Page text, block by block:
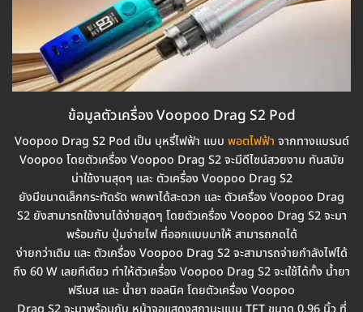
ข้อมูลตัวเครื่อง Voopoo Drag S2 Pod
Voopoo Drag S2 Pod เป็น บุหรี่ไฟฟ้า แบบ พอตไฟฟ้า จากทางแบรนด์
Voopoo โดยตัวเครื่อง Voopoo Drag S2 จะมีดีไซน์สวยงาม ทันสมัย
น่าใช้งานสุดๆ และ ตัวเครื่อง Voopoo Drag S2
ยังมีขนาดเล็กกระทัดรัด พกพาได้สะดวก และ ตัวเครื่อง Voopoo Drag
S2 ยังสามารถใช้งานได้ง่ายสุดๆ โดยตัวเครื่อง Voopoo Drag S2 จะมา
พร้อมกับ ปุ่มจ่ายไฟ ที่ออกแบบมาให้ สามารถกดได้
ง่ายกว่าเดิม และ ตัวเครื่อง Voopoo Drag S2 จะสามารถจ่ายกำลังไฟได้
ถึง 60 W เลยทีเดียว ทำให้ตัวเครื่อง Voopoo Drag S2 จะเใช้ได้ทั้ง น้ำยา
ฟรีเบส และ น้ำยา ซอลนิค โดยตัวเครื่อง Voopoo